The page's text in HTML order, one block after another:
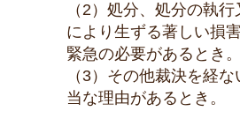
（2）処分、処分の執
により生ずる著しい損
緊急の必要があるとき。
（3）その他裁決を経
当な理由があるとき。